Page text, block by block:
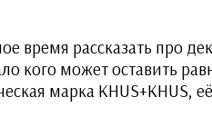
время рассказать про
кого может оставить
марка